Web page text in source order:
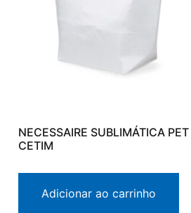
NECESSAIRE SUBLIMÁTICA PET
CETIM
Adicionar ao carrinho